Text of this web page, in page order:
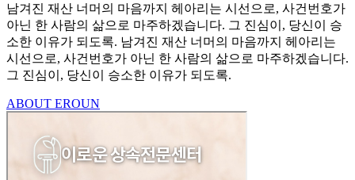
남겨진 재산 너머의 마음까지 헤아리는 시선으로, 사건번호가
아닌 한 사람의 삶으로 마주하겠습니다. 그 진심이, 당신이 승
소한 이유가 되도록. 남겨진 재산 너머의 마음까지 헤아리는
시선으로, 사건번호가 아닌 한 사람의 삶으로 마주하겠습니다.
그 진심이, 당신이 승소한 이유가 되도록.
ABOUT EROUN